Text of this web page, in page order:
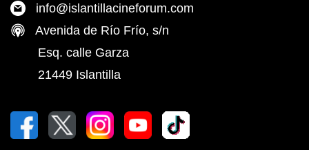
info@islantillacineforum.com
Avenida de Río Frío, s/n
Esq. calle Garza
21449 Islantilla